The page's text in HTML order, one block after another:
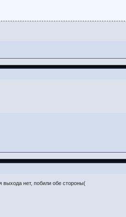
выхода нет, побили обе стороны(